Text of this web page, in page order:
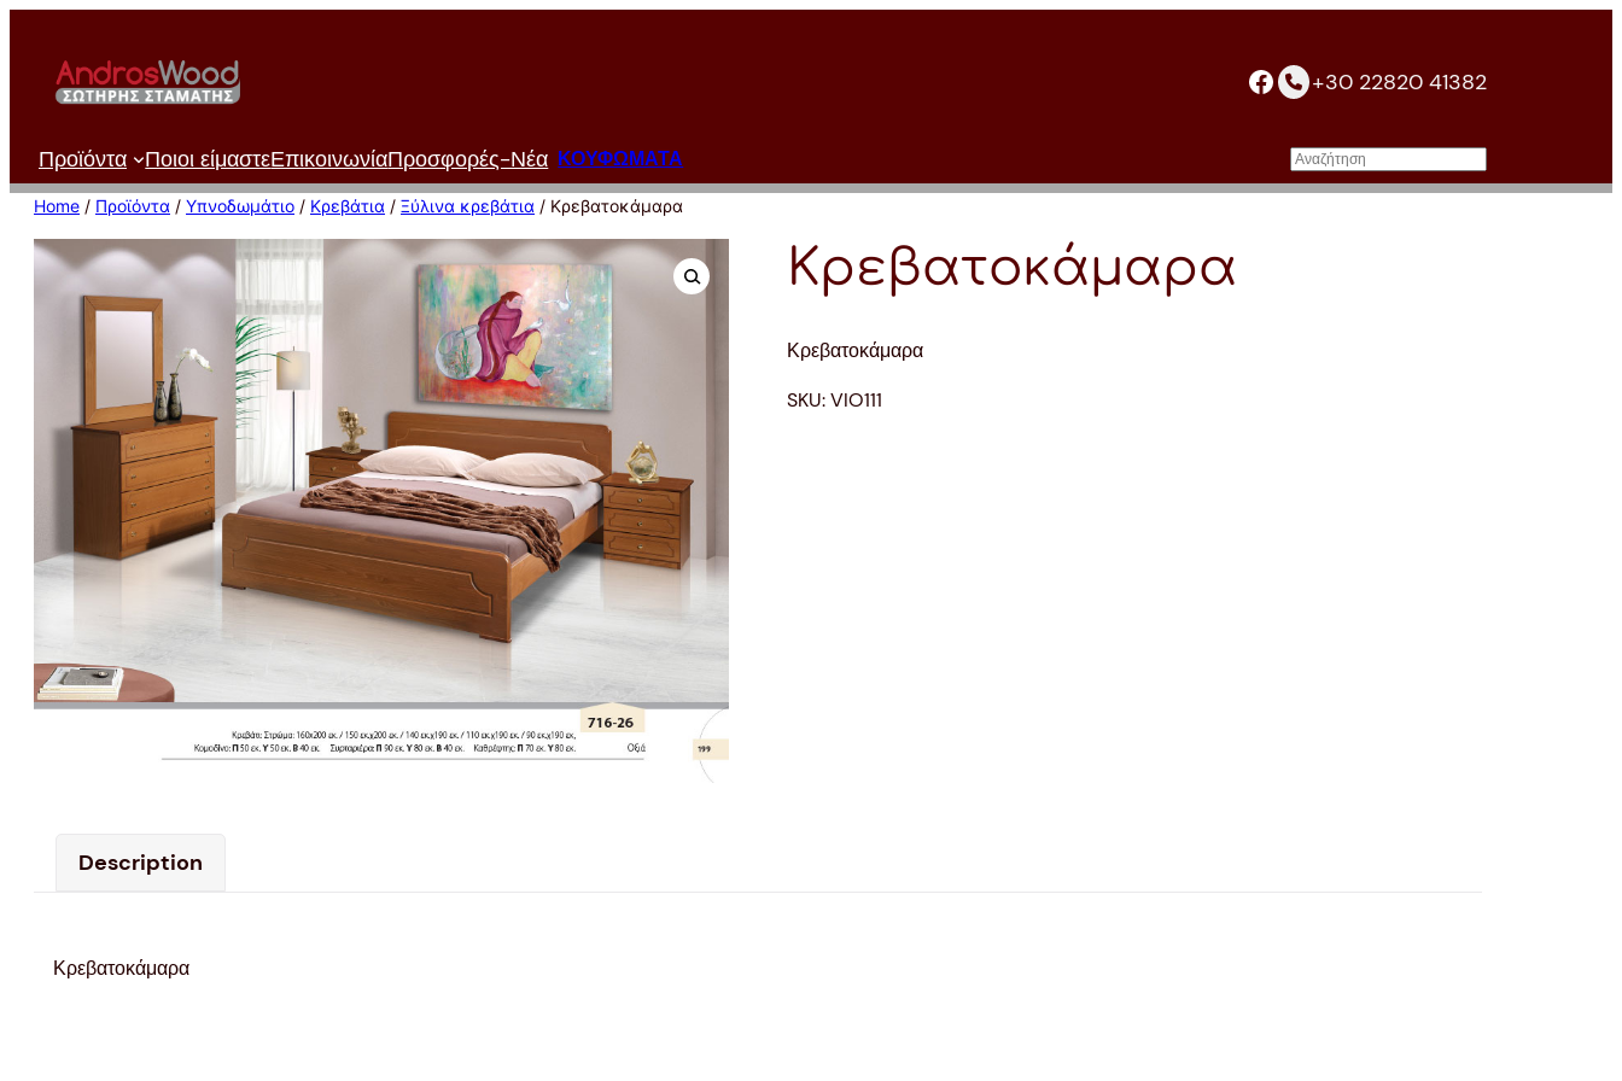
περιεχόμενο
facebook+30 22820 41382
Προϊόντα Ποιοι είμαστεΕπικοινωνίαΠροσφορές-Νέα ΚΟΥΦΩΜΑΤΑ Αναζήτηση
Home / Προϊόντα / Υπνοδωμάτιο / Κρεβάτια / Ξύλινα κρεβάτια / Κρεβατοκάμαρα
Κρεβατοκάμαρα
Κρεβατοκάμαρα
SKU:VIO111
Description
Κρεβατοκάμαρα